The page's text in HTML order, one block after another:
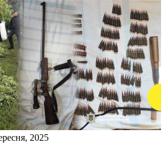
2025